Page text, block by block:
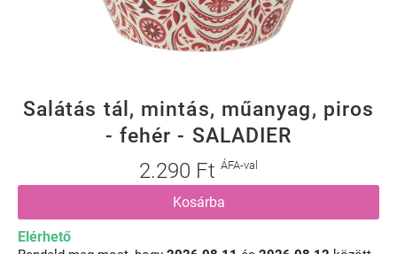
Salátás tál, mintás, műanyag, piros
- fehér - SALADIER
2.290 Ft ÁFA-val
Kosárba
Elérhető